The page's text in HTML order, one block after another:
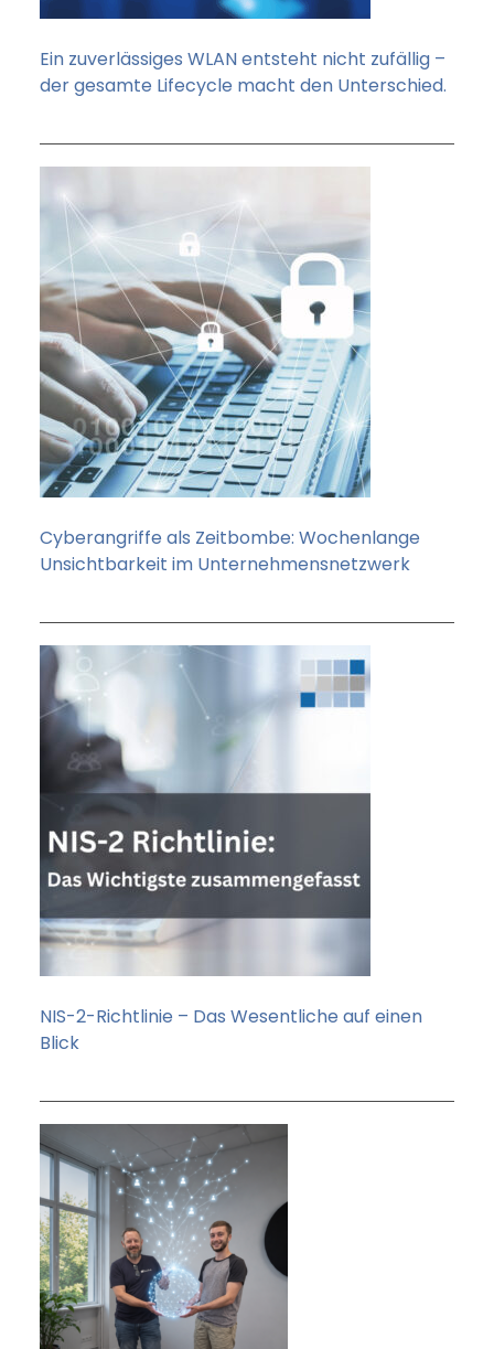
Ein zuverlässiges WLAN entsteht nicht zufällig –
der gesamte Lifecycle macht den Unterschied.
Cyberangriffe als Zeitbombe: Wochenlange
Unsichtbarkeit im Unternehmensnetzwerk
NIS-2-Richtlinie – Das Wesentliche auf einen
Blick